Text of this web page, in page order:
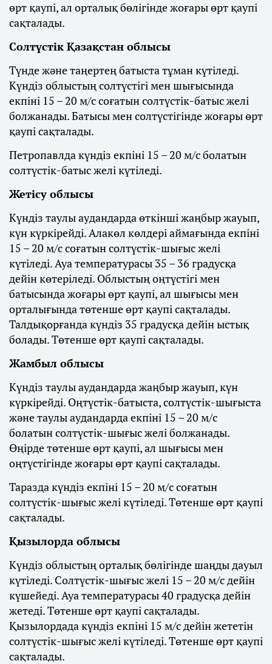
өрт қаупі, ал орталық бөлігінде жоғары өрт қаупі
сақталады.
Солтүстік Қазақстан облысы
Түнде және таңертең батыста тұман күтіледі.
Күндіз облыстың солтүстігі мен шығысында
екпіні 15 – 20 м/с соғатын солтүстік-батыс желі
болжанады. Батысы мен солтүстігінде жоғары өрт
қаупі сақталады.
Петропавлда күндіз екпіні 15 – 20 м/с болатын
солтүстік-батыс желі күтіледі.
Жетісу облысы
Күндіз таулы аудандарда өткінші жаңбыр жауып,
күн күркірейді. Алакөл көлдері аймағында екпіні
15 – 20 м/с соғатын солтүстік-шығыс желі
күтіледі. Ауа температурасы 35 – 36 градусқа
дейін көтеріледі. Облыстың оңтүстігі мен
батысында жоғары өрт қаупі, ал шығысы мен
орталығында төтенше өрт қаупі сақталады.
Талдықорғанда күндіз 35 градусқа дейін ыстық
болады. Төтенше өрт қаупі сақталады.
Жамбыл облысы
Күндіз таулы аудандарда жаңбыр жауып, күн
күркірейді. Оңтүстік-батыста, солтүстік-шығыста
және таулы аудандарда екпіні 15 – 20 м/с
болатын солтүстік-шығыс желі болжанады.
Өңірде төтенше өрт қаупі, ал шығысы мен
оңтүстігінде жоғары өрт қаупі сақталады.
Таразда күндіз екпіні 15 – 20 м/с соғатын
солтүстік-шығыс желі күтіледі. Төтенше өрт қаупі
сақталады.
Қызылорда облысы
Күндіз облыстың орталық бөлігінде шаңды дауыл
күтіледі. Солтүстік-шығыс желі 15 – 20 м/с дейін
күшейеді. Ауа температурасы 40 градусқа дейін
жетеді. Төтенше өрт қаупі сақталады.
Қызылордада күндіз екпіні 15 м/с дейін жететін
солтүстік-шығыс желі күтіледі. Төтенше өрт қаупі
сақталады.